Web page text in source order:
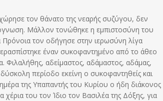
τον θάνατο της νεαρής συζύγου, δεν
Μάλλον τονώθηκε η εμπιστοσύνη του
Πρόνοια τον οδήγησε στην ιερωσύνη λίγα
έναν συκοφαντημένο από το άθεο
Φιλαλήθης, αδείμαστος, αδάμαστος, αδάμας,
δύσκολη περίοδο εκείνη ο συκοφαντηθείς και
της Υπαπαντής του Κυρίου ο ήδη διάκονος
του τον Ίδιο τον Βασιλέα της Δόξης, για